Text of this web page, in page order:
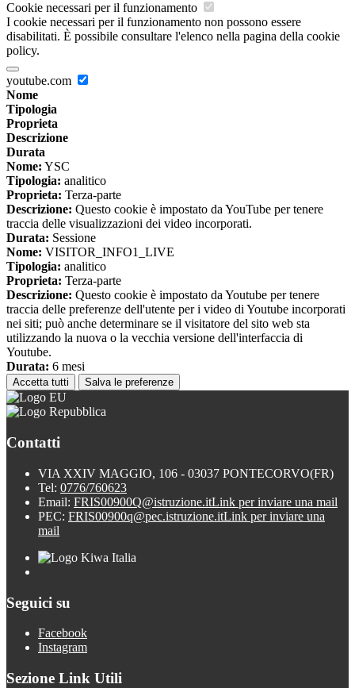
Cookie necessari per il funzionamento
I cookie necessari per il funzionamento non possono essere
disabilitati. È possibile consultare l'elenco nella pagina della cookie
policy.
youtube.com
Nome
Tipologia
Proprieta
Descrizione
Durata
Nome: YSC
Tipologia: analitico
Proprieta: Terza-parte
Descrizione: Questo cookie è impostato da YouTube per tenere
traccia delle visualizzazioni dei video incorporati.
Durata: Sessione
Nome: VISITOR_INFO1_LIVE
Tipologia: analitico
Proprieta: Terza-parte
Descrizione: Questo cookie è impostato da Youtube per tenere
traccia delle preferenze dell'utente per i video di Youtube incorporati
nei siti; può anche determinare se il visitatore del sito web sta
utilizzando la nuova o la vecchia versione dell'interfaccia di
Youtube.
Durata: 6 mesi
Accetta tutti Salva le preferenze
Contatti
VIA XXIV MAGGIO, 106 - 03037 PONTECORVO(FR)
Tel: 0776/760623
Email: FRIS00900Q@istruzione.itLink per inviare una mail
PEC: FRIS00900q@pec.istruzione.itLink per inviare una
mail
Seguici su
Facebook
Instagram
Sezione Link Utili